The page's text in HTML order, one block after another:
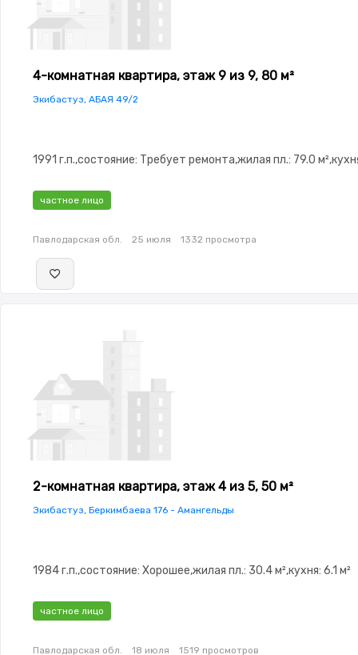
4-комнатная квартира, этаж 9 из 9, 80 м²
Экибастуз, АБАЯ 49/2
1991 г.п.,состояние: Требует ремонта,жилая пл.: 79.0
частное лицо
Павлодарская обл. 25 июля 1332 просмотра
2-комнатная квартира, этаж 4 из 5, 50 м²
Экибастуз, Беркимбаева 176 - Амангельды
1984 г.п.,состояние: Хорошее,жилая пл.: 30.4 м²,кухня: 6.1 м²
частное лицо
Павлодарская обл. 18 июля 1519 просмотров